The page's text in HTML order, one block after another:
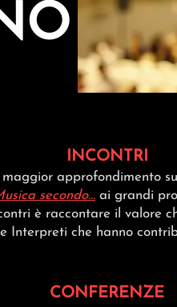
INCONTRI
maggior approfondimento
secondo... ai grandi
è raccontare il valore
Interpreti che hanno
CONFERENZE